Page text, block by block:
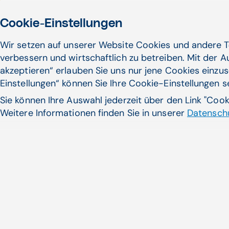
Cookie-Einstellungen
Wir setzen auf unserer Website Cookies und andere
verbessern und wirtschaftlich zu betreiben. Mit der
akzeptieren“ erlauben Sie uns nur jene Cookies
Einstellungen“ können Sie Ihre Cookie-Einstellungen
Sie können Ihre Auswahl jederzeit über den Link
Weitere Informationen finden Sie in unserer